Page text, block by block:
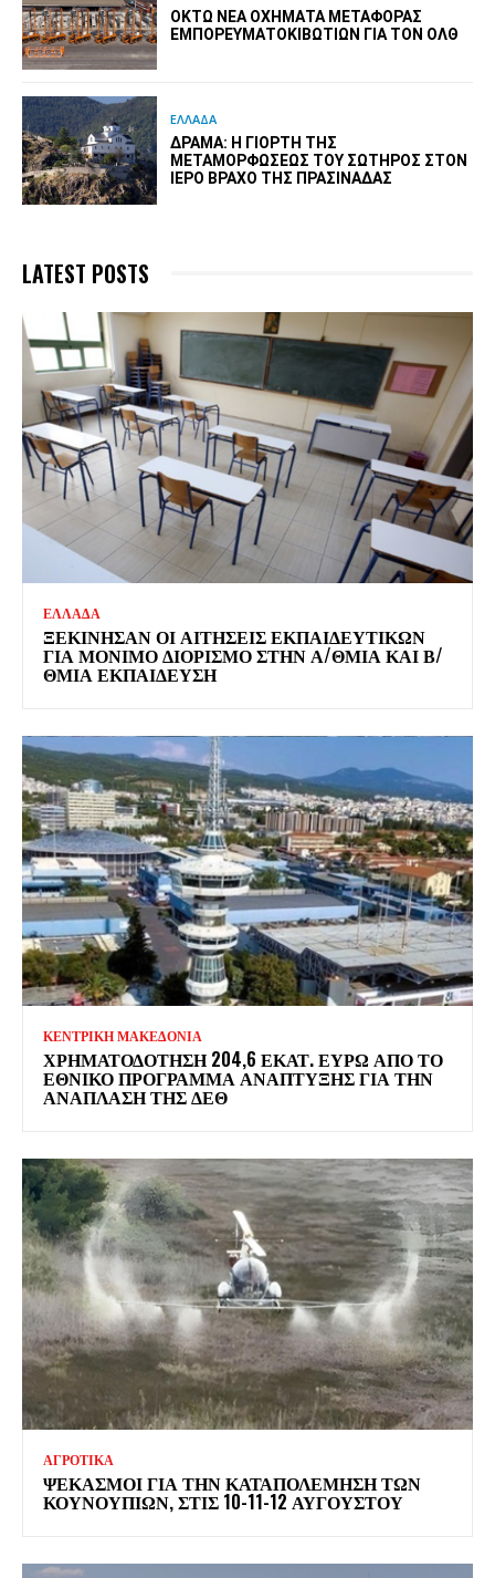
ΟΚΤΏ ΝΈΑ ΟΧΉΜΑΤΑ ΜΕΤΑΦΟΡΆΣ
ΕΜΠΟΡΕΥΜΑΤΟΚΙΒΩΤΊΩΝ ΓΙΑ ΤΟΝ ΟΛΘ
ΕΛΛΑΔΑ
ΔΡΆΜΑ: Η ΓΙΟΡΤΉ ΤΗΣ
ΜΕΤΑΜΟΡΦΏΣΕΩΣ ΤΟΥ ΣΩΤΉΡΟΣ ΣΤΟΝ
ΙΕΡΌ ΒΡΆΧΟ ΤΗΣ ΠΡΑΣΙΝΆΔΑΣ
LATEST POSTS
ΕΛΛΑΔΑ
ΞΕΚΊΝΗΣΑΝ ΟΙ ΑΙΤΉΣΕΙΣ ΕΚΠΑΙΔΕΥΤΙΚΏΝ
ΓΙΑ ΜΌΝΙΜΟ ΔΙΟΡΙΣΜΌ ΣΤΗΝ Α/ΘΜΙΑ ΚΑΙ Β/
ΘΜΙΑ ΕΚΠΑΊΔΕΥΣΗ
ΚΕΝΤΡΙΚΗ ΜΑΚΕΔΟΝΙΑ
ΧΡΗΜΑΤΟΔΌΤΗΣΗ 204,6 ΕΚΑΤ. ΕΥΡΏ ΑΠΌ ΤΟ
ΕΘΝΙΚΌ ΠΡΌΓΡΑΜΜΑ ΑΝΆΠΤΥΞΗΣ ΓΙΑ ΤΗΝ
ΑΝΆΠΛΑΣΗ ΤΗΣ ΔΕΘ
ΑΓΡΟΤΙΚΑ
ΨΕΚΑΣΜΟΊ ΓΙΑ ΤΗΝ ΚΑΤΑΠΟΛΈΜΗΣΗ ΤΩΝ
ΚΟΥΝΟΥΠΙΏΝ, ΣΤΙΣ 10-11-12 ΑΥΓΟΎΣΤΟΥ